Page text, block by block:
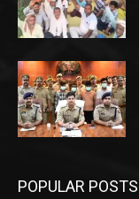
POPULAR POSTS